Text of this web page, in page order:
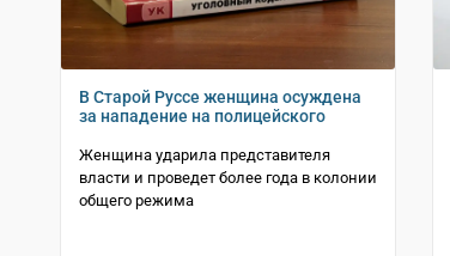
В Старой Руссе женщина осуждена
за нападение на полицейского
Женщина ударила представителя
власти и проведет более года в колонии
общего режима